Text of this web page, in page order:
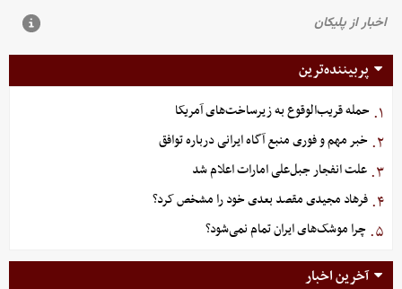
پربیننده‌ترین
۱. حمله قریب‌الوقوع به زیرساخت‌های آمریکا
۲. خبر مهم و فوری منبع آگاه ایرانی درباره توافق
۳. علت انفجار جبل‌علی امارات اعلام شد
۴. فرهاد مجیدی مقصد بعدی خود را مشخص کرد؟
۵. چرا موشک‌های ایران تمام نمی‌شود؟
آخرین اخبار